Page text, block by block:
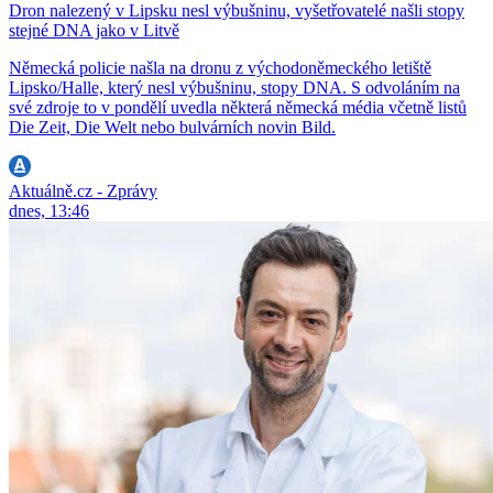
Dron nalezený v Lipsku nesl výbušninu, vyšetřovatelé našli stopy
stejné DNA jako v Litvě
Německá policie našla na dronu z východoněmeckého letiště
Lipsko/Halle, který nesl výbušninu, stopy DNA. S odvoláním na
své zdroje to v pondělí uvedla některá německá média včetně listů
Die Zeit, Die Welt nebo bulvárních novin Bild.
Aktuálně.cz - Zprávy
dnes, 13:46